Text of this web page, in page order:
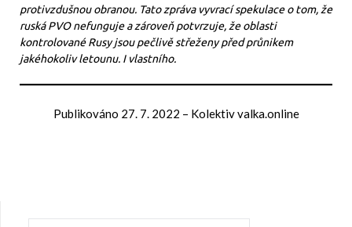
protivzdušnou obranou. Tato zpráva vyvrací spekulace o tom, že
ruská PVO nefunguje a zároveň potvrzuje, že oblasti
kontrolované Rusy jsou pečlivě střeženy před průnikem
jakéhokoliv letounu. I vlastního.
Publikováno 27. 7. 2022 – Kolektiv valka.online